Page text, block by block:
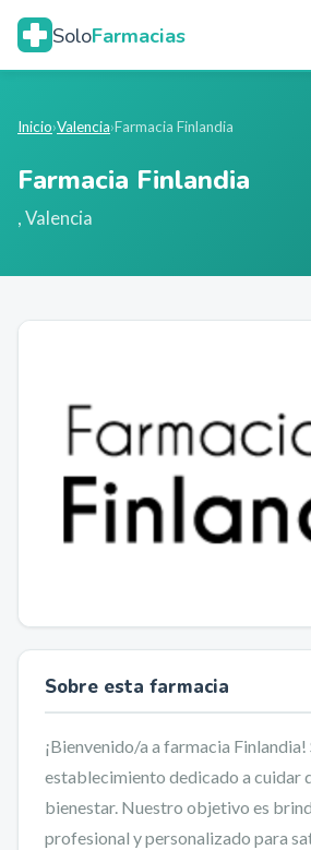
SoloFarmacias
Inicio›Valencia›Farmacia Finlandia
Farmacia Finlandia
,Valencia
Sobre esta farmacia
¡Bienvenido/a a farmacia Finlandia!
establecimiento dedicado a cuidar
bienestar. Nuestro objetivo es
profesional y personalizado para